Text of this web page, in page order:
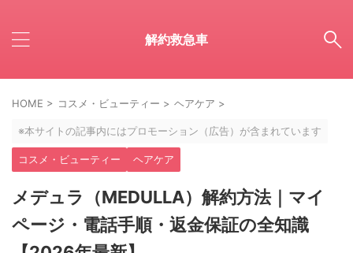
解約救急車
HOME > コスメ・ビューティー > ヘアケア >
※本サイトの記事内にはプロモーション（広告）が含まれています
コスメ・ビューティー ヘアケア
メデュラ（MEDULLA）解約方法｜マイ
ページ・電話手順・返金保証の全知識